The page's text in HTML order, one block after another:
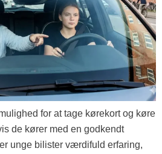
for at tage kørekort og køre
de kører med en godkendt
unge bilister værdifuld erfaring,